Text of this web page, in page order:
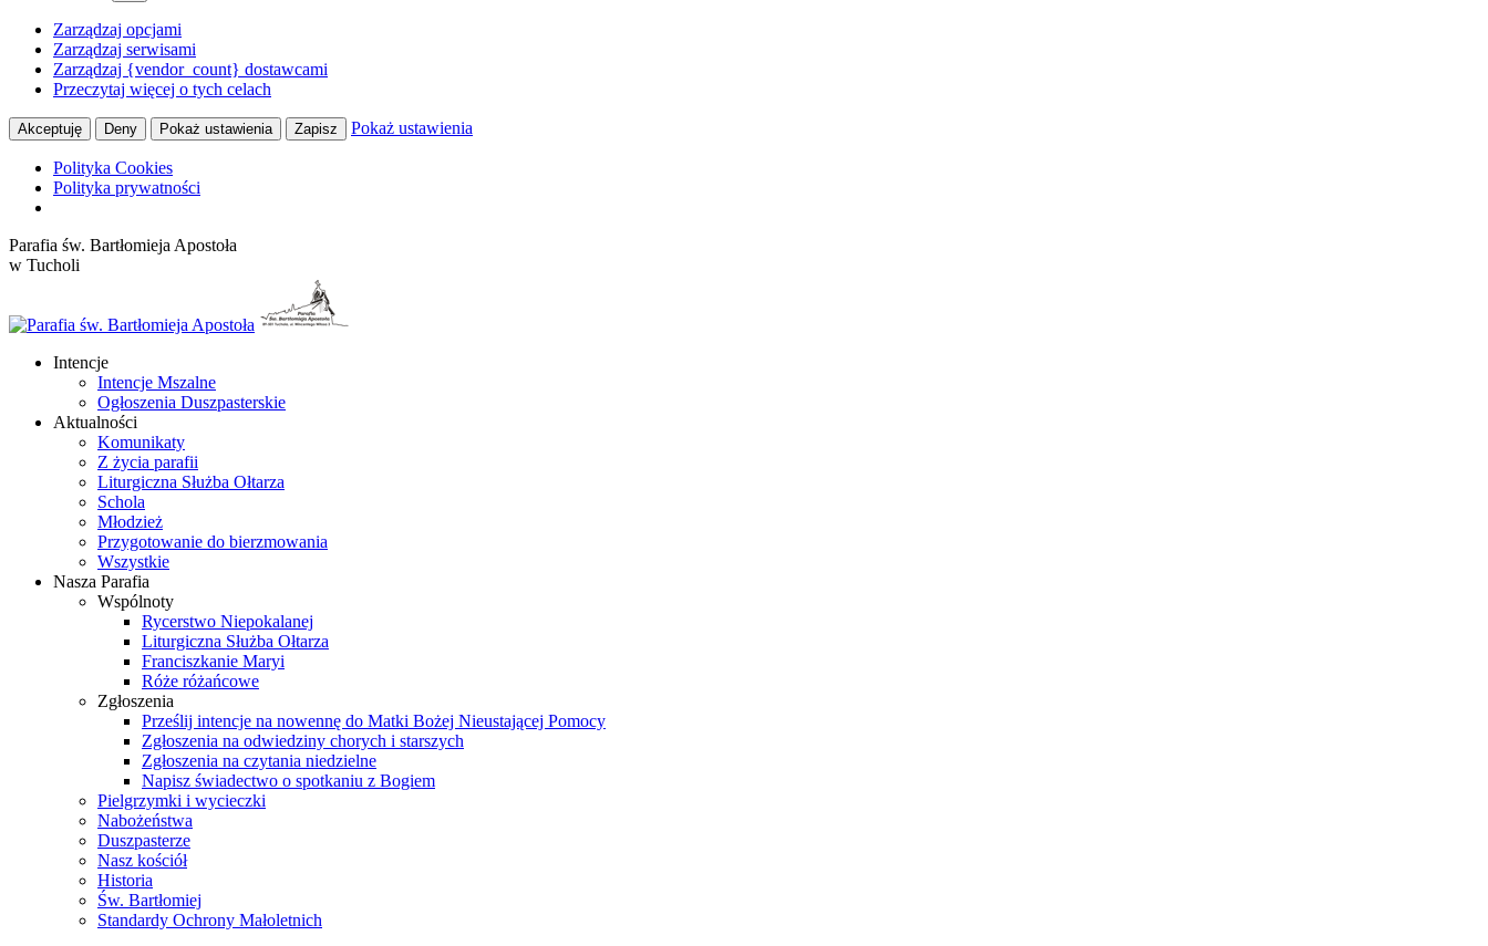
Zarządzaj opcjami
Zarządzaj serwisami
Zarządzaj {vendor_count} dostawcami
Przeczytaj więcej o tych celach
Akceptuję Deny Pokaż ustawienia Zapisz Pokaż ustawienia
Polityka Cookies
Polityka prywatności
Przewiń
do
Parafia św. Bartłomieja Apostoła
w Tucholi
Intencje
Intencje Mszalne
Ogłoszenia Duszpasterskie
Aktualności
Komunikaty
Z życia parafii
Liturgiczna Służba Ołtarza
Schola
Młodzież
Przygotowanie do bierzmowania
Wszystkie
Nasza Parafia
Wspólnoty
Rycerstwo Niepokalanej
Liturgiczna Służba Ołtarza
Franciszkanie Maryi
Róże różańcowe
Zgłoszenia
Prześlij intencje na nowennę do Matki Bożej Nieustającej Pomocy
Zgłoszenia na odwiedziny chorych i starszych
Zgłoszenia na czytania niedzielne
Napisz świadectwo o spotkaniu z Bogiem
Pielgrzymki i wycieczki
Nabożeństwa
Duszpasterze
Nasz kościół
Historia
Św. Bartłomiej
Standardy Ochrony Małoletnich